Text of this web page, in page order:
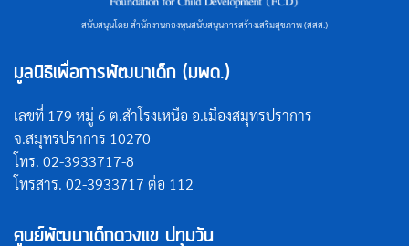
สนับสนุนโดย สำนักงานกองทุนสนับสนุนการสร้างเสริมสุขภาพ (สสส.)
มูลนิธิเพื่อการพัฒนาเด็ก (มพด.)
เลขที่ 179 หมู่ 6 ต.สำโรงเหนือ อ.เมืองสมุทรปราการ
จ.สมุทรปราการ 10270
โทร. 02-3933717-8
โทรสาร. 02-3933717 ต่อ 112
ศูนย์พัฒนาเด็กดวงแข ปทุมวัน